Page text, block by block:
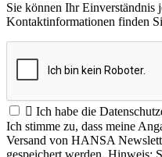
Sie können Ihr Einverständnis
Kontaktinformationen finden
 Ich habe die
Ich stimme zu, dass meine
Versand von HANSA